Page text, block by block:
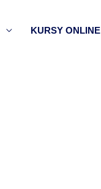
KURSY ONLINE